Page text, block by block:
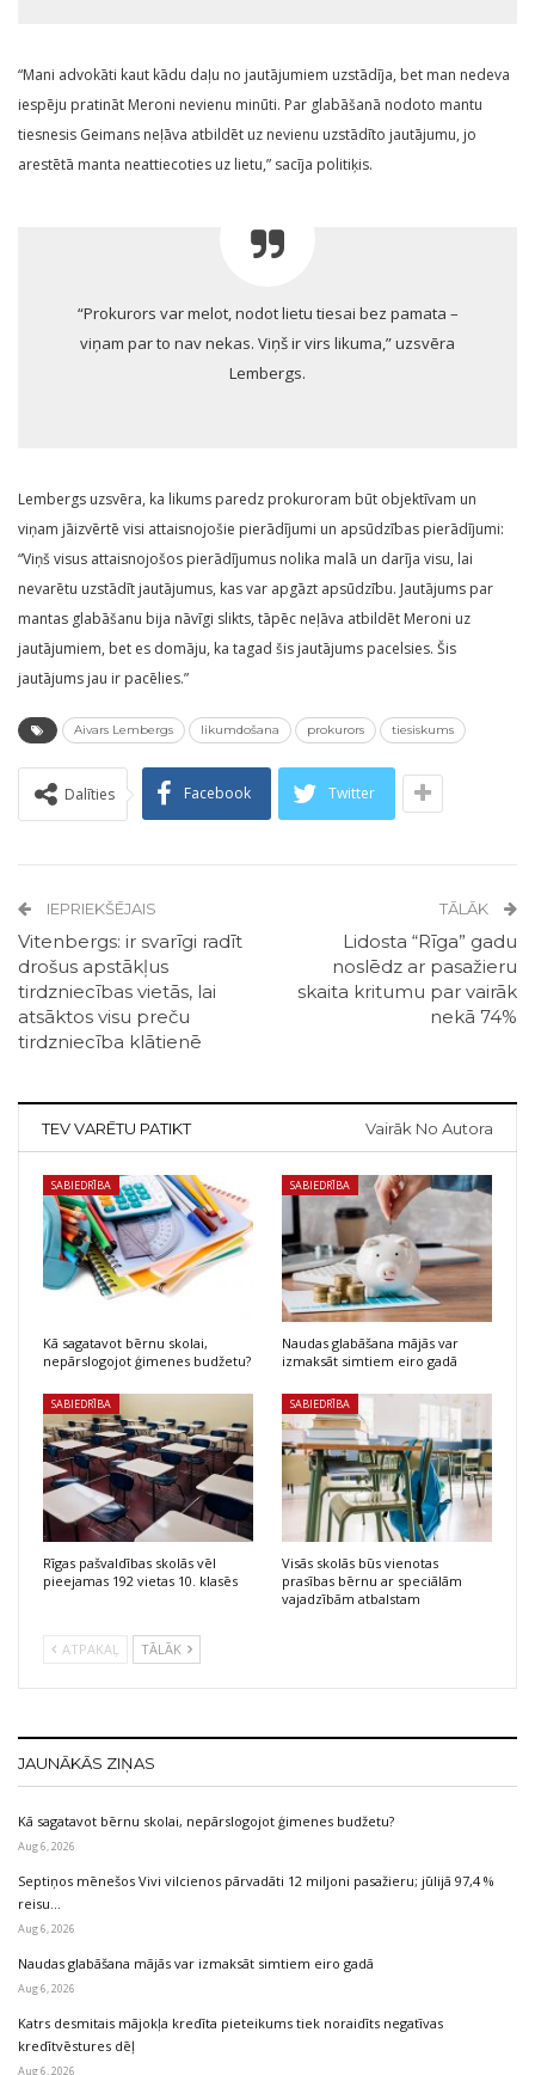
“Mani advokāti kaut kādu daļu no jautājumiem uzstādīja, bet man nedeva
iespēju pratināt Meroni nevienu minūti. Par glabāšanā nodoto mantu
tiesnesis Geimans neļāva atbildēt uz nevienu uzstādīto jautājumu, jo
arestētā manta neattiecoties uz lietu,” sacīja politiķis.
“Prokurors var melot, nodot lietu tiesai bez pamata –
viņam par to nav nekas. Viņš ir virs likuma,” uzsvēra
Lembergs.
Lembergs uzsvēra, ka likums paredz prokuroram būt objektīvam un
viņam jāizvērtē visi attaisnojošie pierādījumi un apsūdzības pierādījumi:
“Viņš visus attaisnojošos pierādījumus nolika malā un darīja visu, lai
nevarētu uzstādīt jautājumus, kas var apgāzt apsūdzību. Jautājums par
mantas glabāšanu bija nāvīgi slikts, tāpēc neļāva atbildēt Meroni uz
jautājumiem, bet es domāju, ka tagad šis jautājums pacelsies. Šis
jautājums jau ir pacēlies.”
Aivars Lembergs likumdošana prokurors tiesiskums
Dalīties Facebook Twitter
IEPRIEKŠĒJAIS
Vitenbergs: ir svarīgi radīt
drošus apstākļus
tirdzniecības vietās, lai
atsāktos visu preču
tirdzniecība klātienē
TĀLĀK
Lidosta “Rīga” gadu
noslēdz ar pasažieru
skaita kritumu par vairāk
nekā 74%
TEV VARĒTU PATIKT Vairāk No Autora
SABIEDRĪBA
Kā sagatavot bērnu skolai,
nepārslogojot ģimenes budžetu?
SABIEDRĪBA
Naudas glabāšana mājās var
izmaksāt simtiem eiro gadā
SABIEDRĪBA
Rīgas pašvaldības skolās vēl
pieejamas 192 vietas 10. klasēs
SABIEDRĪBA
Visās skolās būs vienotas
prasības bērnu ar speciālām
vajadzībām atbalstam
ATPAKAĻ TĀLĀK
JAUNĀKĀS ZIŅAS
Kā sagatavot bērnu skolai, nepārslogojot ģimenes budžetu?
Aug 6, 2026
Septiņos mēnešos Vivi vilcienos pārvadāti 12 miljoni pasažieru; jūlijā 97,4 %
reisu…
Aug 6, 2026
Naudas glabāšana mājās var izmaksāt simtiem eiro gadā
Aug 6, 2026
Katrs desmitais mājokļa kredīta pieteikums tiek noraidīts negatīvas
kredītvēstures dēļ
Aug 6, 2026